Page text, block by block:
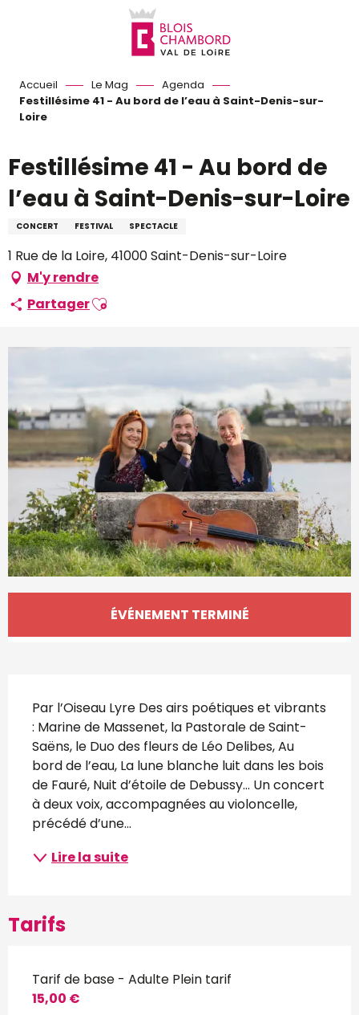
Accueil Le Mag
Agenda
Festillésime 41 - Au bord de l’eau à Saint-Denis-sur-
Loire
Festillésime 41 - Au bord de
l’eau à Saint-Denis-sur-Loire
CONCERT FESTIVAL SPECTACLE
1 Rue de la Loire, 41000 Saint-Denis-sur-Loire
M'y rendre
PartagerAjouter aux favoris
Ouverture et coordonnées
ÉVÉNEMENT TERMINÉ
Description
Par l’Oiseau Lyre Des airs poétiques et vibrants
: Marine de Massenet, la Pastorale de Saint-
Saëns, le Duo des fleurs de Léo Delibes, Au
bord de l’eau, La lune blanche luit dans les bois
de Fauré, Nuit d’étoile de Debussy… Un concert
à deux voix, accompagnées au violoncelle,
précédé d’une...
Lire la suite
Tarifs
Tarif de base - Adulte Plein tarif
15,00 €